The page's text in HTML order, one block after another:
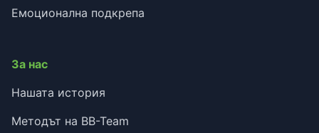
Емоционална подкрепа
За нас
Нашата история
Методът на BB-Team